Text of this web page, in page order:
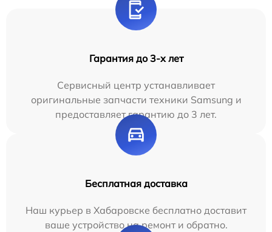
Гарантия до 3-х лет
Сервисный центр устанавливает
оригинальные запчасти техники Samsung и
предоставляет гарантию до 3 лет.
Бесплатная доставка
Наш курьер в Хабаровске бесплатно доставит
ваше устройство на ремонт и обратно.